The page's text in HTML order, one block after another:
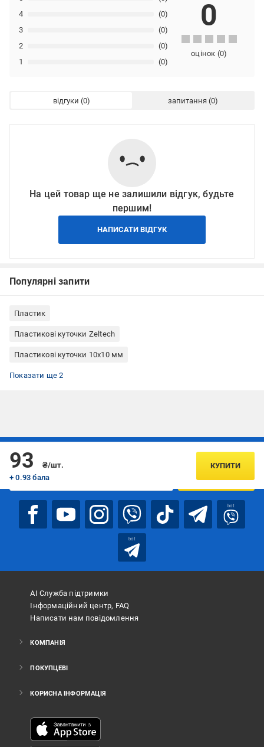
1 (0)
2 (0)
3 (0)
4 (0) 0
оцінок (0)
відгуки запитання
На цей товар ще не залишили відгук, будьте
першим!
НАПИСАТИ ВІДГУК
Популярні запити
Пластик
Пластикові куточки Zeltech
Пластикові куточки 10x10 мм
Пластикові куточки 10x20 мм
Пластикові куточки білі
Показати ще 2
93
₴/шт.
+ 0.93 бала
КУПИТИ
Підписуйтесь, щоб дізнаватись першим про акції та пропозиції
ПІДПИСАТИСЯ
bot
bot
АІ Служба підтримки
Інформаційний центр, FAQ
Написати нам повідомлення
КОМПАНІЯ
ПОКУПЦЕВІ
КОРИСНА ІНФОРМАЦІЯ